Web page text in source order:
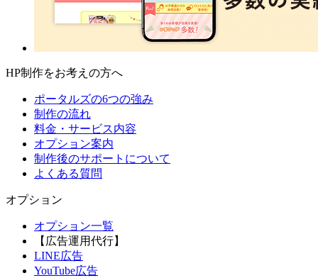
HP制作をお考えの方へ
ポータルズの6つの強み
制作の流れ
料金・サービス内容
オプション案内
制作後のサポートについて
よくある質問
オプション
オプション一覧
【広告運用代行】
LINE広告
YouTube広告